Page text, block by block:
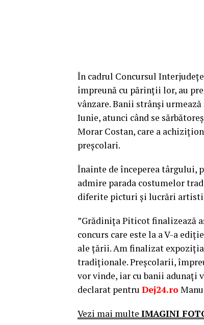
În cadrul Concursul
împreună cu părinții lor, au
vânzare. Banii strânși
Iunie, atunci când se
Morar Costan, care a
preșcolari.
Înainte de începerea târgului,
admire parada costumelor
diferite picturi și lucrări
”Grădinița Piticot finalizează
concurs care este la a V-a
ale țării. Am finalizat
tradiționale. Preșcolarii,
vor vinde, iar cu banii adunați
declarat pentru Dej24.ro
Vezi mai multe IMAGINI